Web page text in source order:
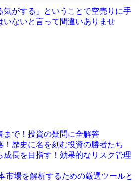
気がする」ということで空売りに手
いないと言って間違いありませ
まで！投資の疑問に全解答
！歴史に名を刻む投資の勝者たち
成長を目指す！効果的なリスク管理
市場を解析するための厳選ツールと